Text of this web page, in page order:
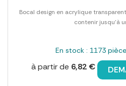
Bocal design en acrylique
contenir jusqu'à
En stock : 1173
à partir de 6,82 €